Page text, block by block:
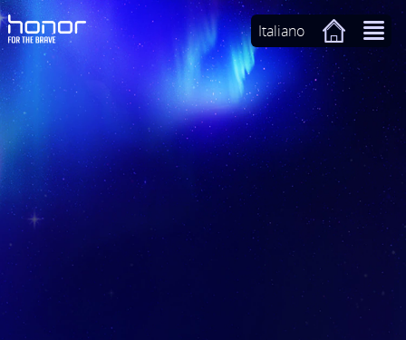
Italiano